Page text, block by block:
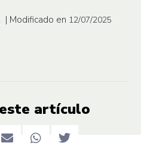
| Modificado en 12/07/2025
artículo